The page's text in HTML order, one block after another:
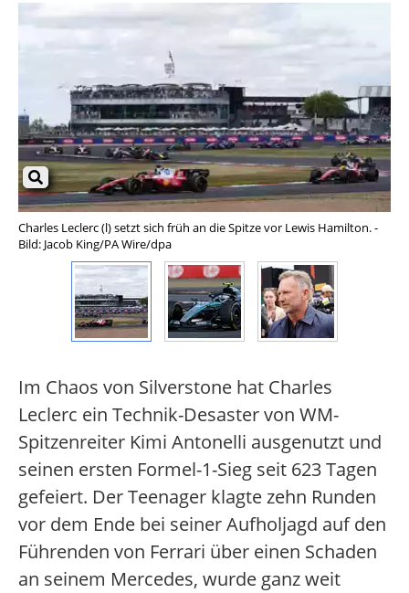
Charles Leclerc (l) setzt sich früh an die Spitze vor Lewis Hamilton. -
Bild: Jacob King/PA Wire/dpa
Im Chaos von Silverstone hat Charles
Leclerc ein Technik-Desaster von WM-
Spitzenreiter Kimi Antonelli ausgenutzt und
seinen ersten Formel-1-Sieg seit 623 Tagen
gefeiert. Der Teenager klagte zehn Runden
vor dem Ende bei seiner Aufholjagd auf den
Führenden von Ferrari über einen Schaden
an seinem Mercedes, wurde ganz weit